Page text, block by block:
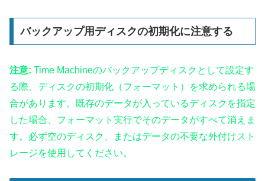
バックアップ用ディスクの初期化に注意する
注意: Time Machineのバックアップディスクとして設定す
る際、ディスクの初期化（フォーマット）を求められる場
合があります。既存のデータが入っているディスクを指定
した場合、フォーマット実行でそのデータがすべて消えま
す。必ず空のディスク、またはデータの不要な外付けスト
レージを使用してください。